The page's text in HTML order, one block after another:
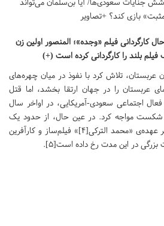
کارگردانی فیلم «وجده»؛ المنصور اولین زن
بلند را کارگردانی کرده است (+)
تلاش کرد با نفوذ در میان چهره‌های
عربستان را در جهان ارتقا بخشد، اما قتل
اجتماعی سعودی-آمریکایی، در اواخر سال
با شکست مواجه کرد. در عین حال، از حدود یک
سال پیش این وظیفه‌ی مهم بر عهده‌ی «محمد الترکی[۴]» فیلم‌ساز و کارآفرین
در این مدت رخ داده است[۵].